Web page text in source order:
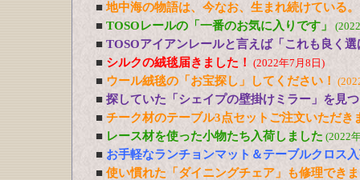
■ 地中海の物語は、今なお、生まれ続けている
■ TOSOレールの「一番のお気に入りです」
■ TOSOアイアンレールと言えば「これも良く
■ シルクの絨毯届きました！ (2022年7月8日)
■ ウール絨毯の「お宝探し」してください！
■ 探していた「シェイプの壁掛けミラー」を見
■ チーク材のテーブル3点セットご注文いただき
■ レース材を使った小物たち入荷しました (2022
■ お手軽なランチョンマット＆テーブルクロス
■ 使い慣れた「ダイニングチェア」も修理でき